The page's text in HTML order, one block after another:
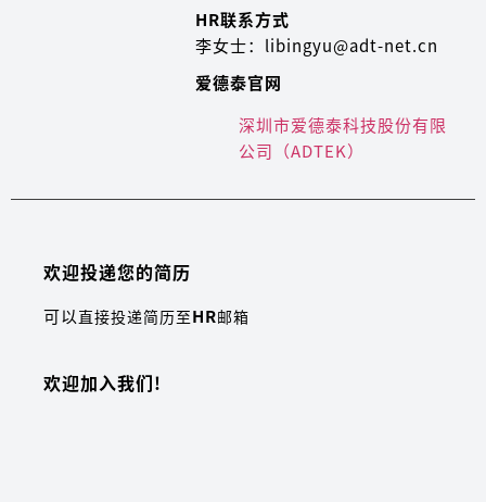
HR联系方式
李女士：libingyu@adt-net.cn
爱德泰官网
深圳市爱德泰科技股份有限
公司（ADTEK）
欢迎投递您的简历
可以直接投递简历至HR邮箱
欢迎加入我们!